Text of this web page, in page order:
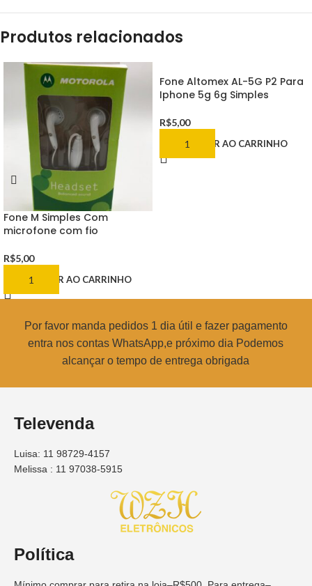
Produtos relacionados
Fone M Simples Com
microfone com fio
R$5,00
ADICIONAR AO CARRINHO
Fone Altomex AL-5G P2 Para
Iphone 5g 6g Simples
R$5,00
ADICIONAR AO CARRINHO
Por favor manda pedidos 1 dia útil e fazer pagamento
entra nos contas WhatsApp,e próximo dia Podemos
alcançar o tempo de entrega obrigada
Televenda
Luisa: 11 98729-4157
Melissa : 11 97038-5915
Política